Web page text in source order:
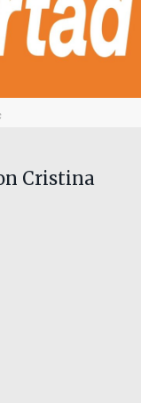
Cristina